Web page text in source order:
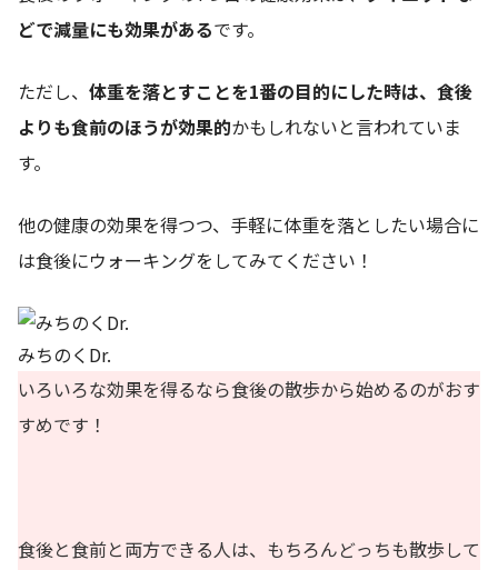
どで減量にも効果があるです。
ただし、 体重を落とすことを1番の目的にした時は、食後
よりも食前のほうが効果的かもしれないと言われていま
す。
他の健康の効果を得つつ、手軽に体重を落としたい場合に
は食後にウォーキングをしてみてください！
みちのくDr.
いろいろな効果を得るなら食後の散歩から始めるのがおす
すめです！
食後と食前と両方できる人は、もちろんどっちも散歩して